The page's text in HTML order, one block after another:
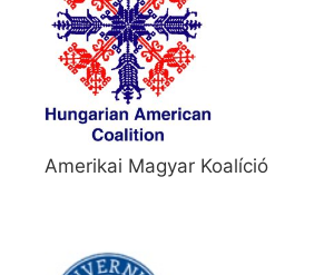
Amerikai Magyar Koalíció